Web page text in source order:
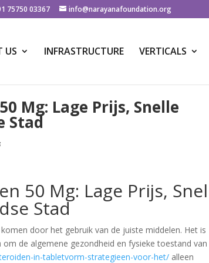
75750 03367 info@narayanafoundation.org
US INFRASTRUCTURE VERTICALS
Mg: Lage Prijs, Snelle
Stad
50 Mg: Lage Prijs,
Stad
door het gebruik van de juiste middelen. Het is
de algemene gezondheid en fysieke toestand van
in-tabletvorm-strategieen-voor-het/ alleen